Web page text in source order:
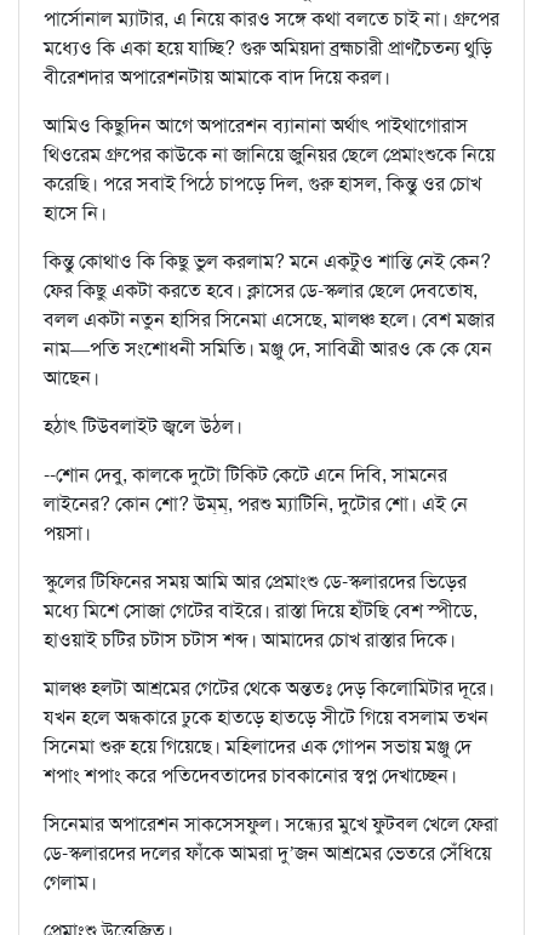
পার্সোনাল ম্যাটার, এ নিয়ে কারও সঙ্গে কথা বলতে চাই না। গ্রুপের
মধ্যেও কি একা হয়ে যাচ্ছি? গুরু অমিয়দা ব্রহ্মচারী প্রাণচৈতন্য থুড়ি
বীরেশদার অপারেশনটায় আমাকে বাদ দিয়ে করল।
আমিও কিছুদিন আগে অপারেশন ব্যানানা অর্থাৎ পাইথাগোরাস
থিওরেম গ্রুপের কাউকে না জানিয়ে জুনিয়র ছেলে প্রেমাংশুকে নিয়ে
করেছি। পরে সবাই পিঠে চাপড়ে দিল, গুরু হাসল, কিন্তু ওর চোখ
হাসে নি।
কিন্তু কোথাও কি কিছু ভুল করলাম? মনে একটুও শান্তি নেই কেন?
ফের কিছু একটা করতে হবে। ক্লাসের ডে-স্কলার ছেলে দেবতোষ,
বলল একটা নতুন হাসির সিনেমা এসেছে, মালঞ্চ হলে। বেশ মজার
নাম—পতি সংশোধনী সমিতি। মঞ্জু দে, সাবিত্রী আরও কে কে যেন
আছেন।
হঠাৎ টিউবলাইট জ্বলে উঠল।
--শোন দেবু, কালকে দুটো টিকিট কেটে এনে দিবি, সামনের
লাইনের? কোন শো? উম্‌ম্‌, পরশু ম্যাটিনি, দুটোর শো। এই নে
পয়সা।
স্কুলের টিফিনের সময় আমি আর প্রেমাংশু ডে-স্কলারদের ভিড়ের
মধ্যে মিশে সোজা গেটের বাইরে। রাস্তা দিয়ে হাঁটছি বেশ স্পীডে,
হাওয়াই চটির চটাস চটাস শব্দ। আমাদের চোখ রাস্তার দিকে।
মালঞ্চ হলটা আশ্রমের গেটের থেকে অন্ততঃ দেড় কিলোমিটার দূরে।
যখন হলে অন্ধকারে ঢুকে হাতড়ে হাতড়ে সীটে গিয়ে বসলাম তখন
সিনেমা শুরু হয়ে গিয়েছে। মহিলাদের এক গোপন সভায় মঞ্জু দে
শপাং শপাং করে পতিদেবতাদের চাবকানোর স্বপ্ন দেখাচ্ছেন।
সিনেমার অপারেশন সাকসেসফুল। সন্ধ্যের মুখে ফুটবল খেলে ফেরা
ডে-স্কলারদের দলের ফাঁকে আমরা দু’জন আশ্রমের ভেতরে সেঁধিয়ে
গেলাম।